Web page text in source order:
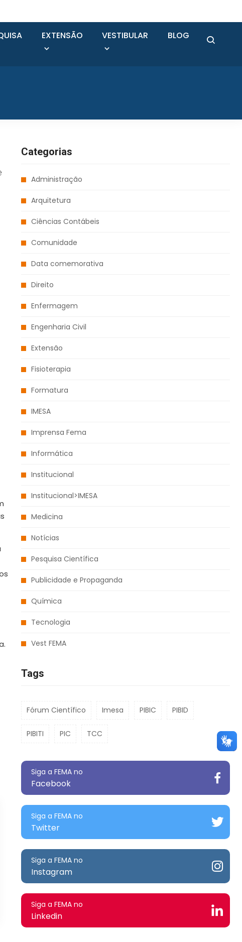
EXTENSÃO VESTIBULAR BLOG
Categorias
Administração
Arquitetura
Ciências Contábeis
Comunidade
Data comemorativa
Direito
Enfermagem
Engenharia Civil
Extensão
Fisioterapia
Formatura
IMESA
Imprensa Fema
Informática
Institucional
Institucional>IMESA
Medicina
Notícias
Pesquisa Científica
Publicidade e Propaganda
Química
Tecnologia
Vest FEMA
Tags
Fórum Científico Imesa PIBIC PIBID
PIBITI PIC TCC
Siga a FEMA no
Facebook
Siga a FEMA no
Twitter
Siga a FEMA no
Instagram
Siga a FEMA no
Linkedin